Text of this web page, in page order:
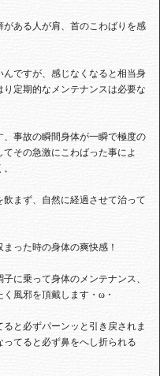
ある人が肩、首のこわばりを感
んですが、感じなくなると相当身
定期的なメンテナンスは必要な
、事故の瞬間身体が一瞬で極度の
その急激にこわばった事によ
まず、自然に経過させて治って
った時の身体の爽快感！
に乗って身体のメンテナンス、
風邪を頂戴します・ω・
と必ずパーンッと引き戻されま
てると必ず鼻をへし折られる